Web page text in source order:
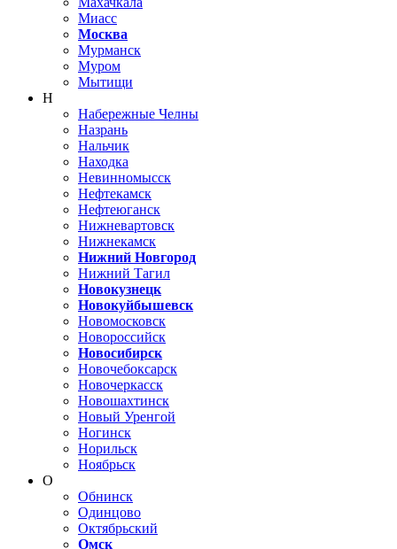
Миасс
Москва
Мурманск
Муром
Мытищи
Н
Набережные Челны
Назрань
Нальчик
Находка
Невинномысск
Нефтекамск
Нефтеюганск
Нижневартовск
Нижнекамск
Нижний Новгород
Нижний Тагил
Новокузнецк
Новокуйбышевск
Новомосковск
Новороссийск
Новосибирск
Новочебоксарск
Новочеркасск
Новошахтинск
Новый Уренгой
Ногинск
Норильск
Ноябрьск
О
Обнинск
Одинцово
Октябрьский
Омск